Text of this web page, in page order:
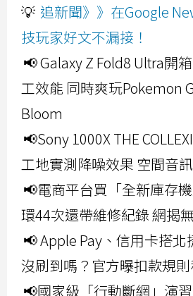
💡 追新聞》》在Google
技玩家好文不漏接！
📢 Galaxy Z Fold8 Ultra開
工效能 同時爽玩Pokemon
Bloom
📢Sony 1000X THE
工地實測降噪效果 空間音
📢電商平台買「全新庫存
環44次還帶維修紀錄 網揭
📢 Apple Pay、信用卡搭
沒刷到嗎？官方曝扣款規
📢國家級「行動斷網」演